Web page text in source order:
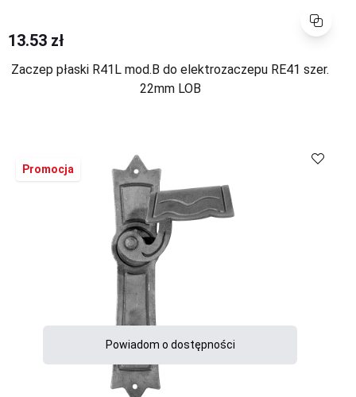
Porównaj
13.53 zł
Zaczep płaski R41L mod.B do elektrozaczepu RE41 szer.
22mm LOB
Powiadom o dostępności
Promocja